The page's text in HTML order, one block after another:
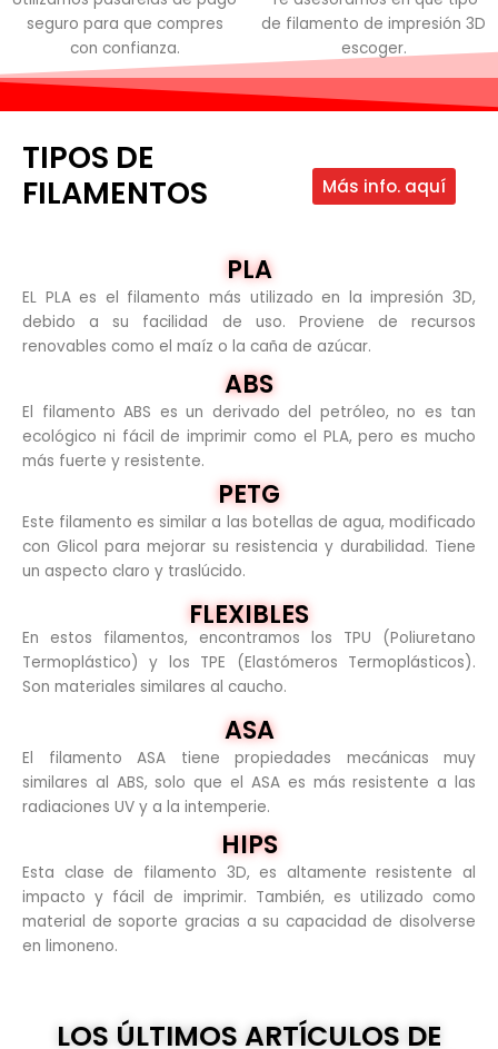
seguro para que compres
con confianza.
de filamento de impresión 3D
escoger.
TIPOS DE
FILAMENTOS
Más info. aquí
PLA
EL PLA es el filamento más utilizado en la impresión 3D,
debido a su facilidad de uso. Proviene de recursos
renovables como el maíz o la caña de azúcar.
ABS
El filamento ABS es un derivado del petróleo, no es tan
ecológico ni fácil de imprimir como el PLA, pero es mucho
más fuerte y resistente.
PETG
Este filamento es similar a las botellas de agua, modificado
con Glicol para mejorar su resistencia y durabilidad. Tiene
un aspecto claro y traslúcido.
FLEXIBLES
En estos filamentos, encontramos los TPU (Poliuretano
Termoplástico) y los TPE (Elastómeros Termoplásticos).
Son materiales similares al caucho.
ASA
El filamento ASA tiene propiedades mecánicas muy
similares al ABS, solo que el ASA es más resistente a las
radiaciones UV y a la intemperie.
HIPS
Esta clase de filamento 3D, es altamente resistente al
impacto y fácil de imprimir. También, es utilizado como
material de soporte gracias a su capacidad de disolverse
en limoneno.
LOS ÚLTIMOS ARTÍCULOS DE